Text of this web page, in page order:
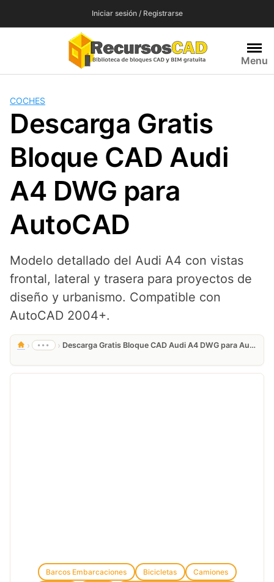
Iniciar sesión / Registrarse
Menu
COCHES
Descarga Gratis
Bloque CAD Audi
A4 DWG para
AutoCAD
Modelo detallado del Audi A4 con vistas
frontal, lateral y trasera para proyectos de
diseño y urbanismo. Compatible con
AutoCAD 2004+.
› ••• › Descarga Gratis Bloque CAD Audi A4 DWG para AutoCAD
Barcos Embarcaciones Bicicletas
Camiones